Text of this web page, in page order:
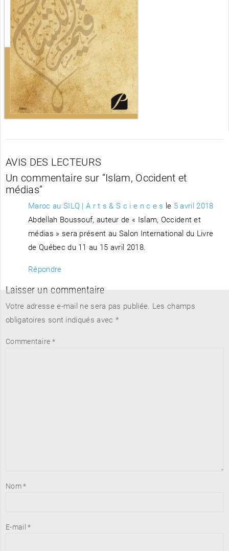
AVIS DES LECTEURS
Un commentaire sur “Islam, Occident et
médias”
Maroc au SILQ | A r t s & S c i e n c e s le 5 avril 2018
Abdellah Boussouf, auteur de « Islam, Occident et
médias » sera présent au Salon International du Livre
de Québec du 11 au 15 avril 2018.
Répondre
Laisser un commentaire
Votre adresse e-mail ne sera pas publiée. Les champs
obligatoires sont indiqués avec *
Commentaire *
Nom*
E-mail*